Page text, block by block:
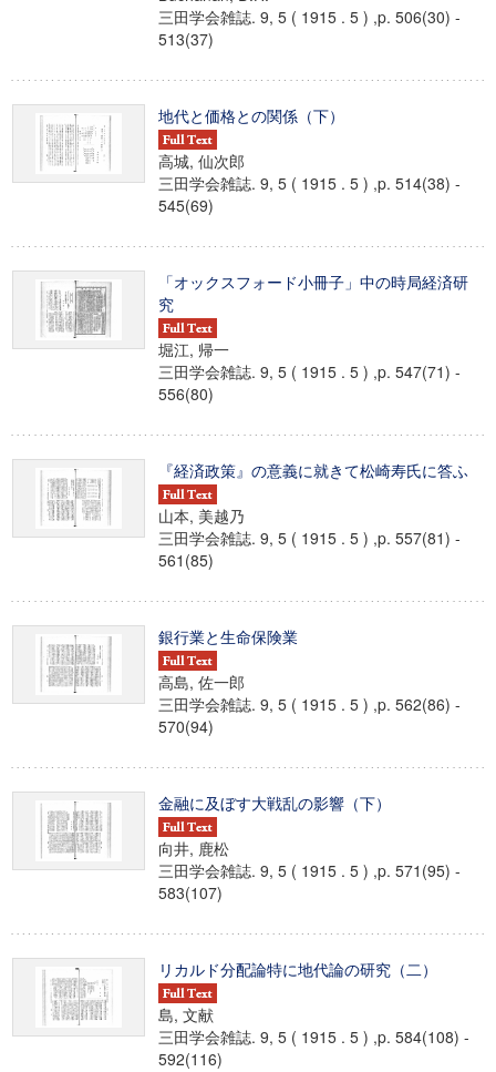
三田学会雑誌. 9, 5 ( 1915 . 5 ) ,p. 506(30) -
513(37)
地代と価格との関係（下）
高城, 仙次郎
三田学会雑誌. 9, 5 ( 1915 . 5 ) ,p. 514(38) -
545(69)
「オックスフォード小冊子」中の時局経済研
究
堀江, 帰一
三田学会雑誌. 9, 5 ( 1915 . 5 ) ,p. 547(71) -
556(80)
『経済政策』の意義に就きて松崎寿氏に答ふ
山本, 美越乃
三田学会雑誌. 9, 5 ( 1915 . 5 ) ,p. 557(81) -
561(85)
銀行業と生命保険業
高島, 佐一郎
三田学会雑誌. 9, 5 ( 1915 . 5 ) ,p. 562(86) -
570(94)
金融に及ぼす大戦乱の影響（下）
向井, 鹿松
三田学会雑誌. 9, 5 ( 1915 . 5 ) ,p. 571(95) -
583(107)
リカルド分配論特に地代論の研究（二）
島, 文献
三田学会雑誌. 9, 5 ( 1915 . 5 ) ,p. 584(108) -
592(116)